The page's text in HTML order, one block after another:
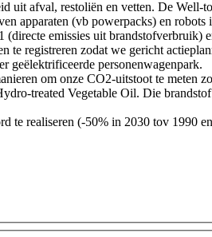
afval, restoliën en vetten. De Well-
apparaten (vb powerpacks) en
emissies uit brandstofverbruik)
registreren zodat we gericht
geëlektrificeerde personenwagenpark.
om onze CO2-uitstoot te meten
treated Vegetable Oil. Die
te realiseren (-50% in 2030 tov 1990